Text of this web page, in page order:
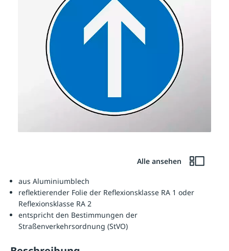
Alle ansehen
aus Aluminiumblech
reflektierender Folie der Reflexionsklasse RA 1 oder
Reflexionsklasse RA 2
entspricht den Bestimmungen der
Straßenverkehrsordnung (StVO)